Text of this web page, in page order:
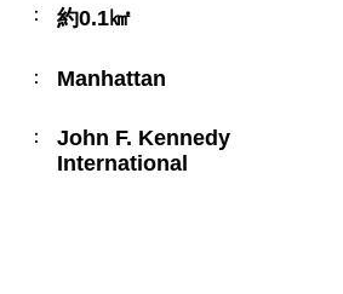
： 約0.1㎢
： Manhattan
：
John F. Kennedy
International